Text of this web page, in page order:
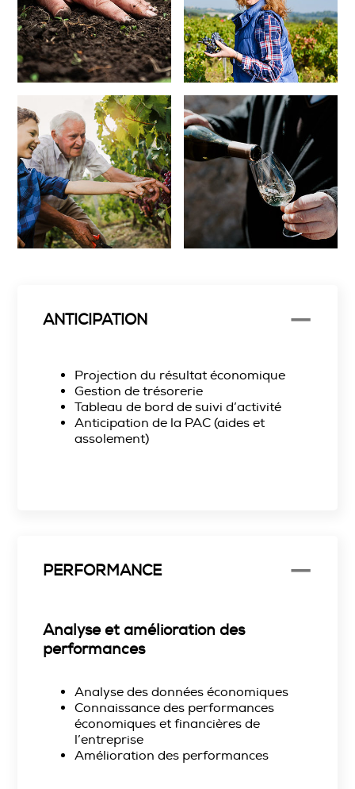
ANTICIPATION
Projection du résultat économique
Gestion de trésorerie
Tableau de bord de suivi d’activité
Anticipation de la PAC (aides et
assolement)
PERFORMANCE
Analyse et amélioration des
performances
Analyse des données économiques
Connaissance des performances
économiques et financières de
l’entreprise
Amélioration des performances